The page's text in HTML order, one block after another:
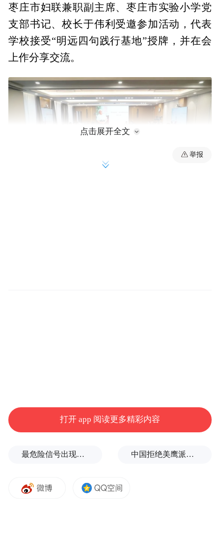
枣庄市妇联兼职副主席、枣庄市实验小学党
支部书记、校长于伟利受邀参加活动，代表
学校接受“明远四句践行基地”授牌，并在会
上作分享交流。
引。
点击展开全文
举报
打开 app 阅读更多精彩内容
最危险信号出现！全球能源大动脉岌岌可危 中国拒绝美鹰派副防长访华？弦外之音被热议